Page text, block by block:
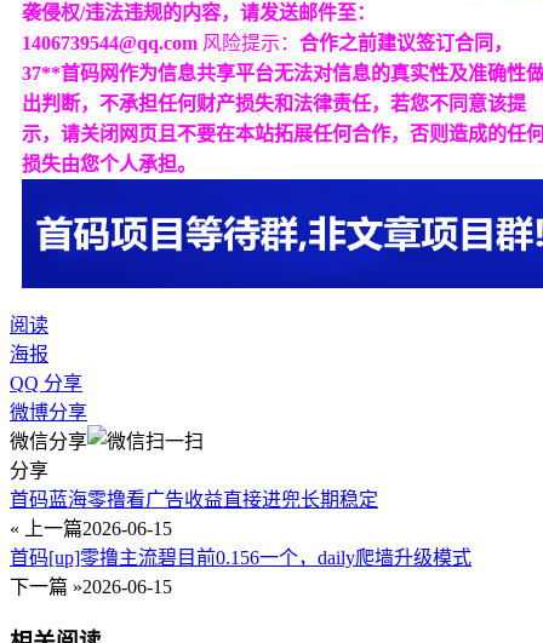
袭侵权/违法违规的内容，请发送邮件至：
1406739544@qq.com 风险提示： 合作之前建议签订合同，
37**首码网作为信息共享平台无法对信息的真实性及准确性
出判断，不承担任何财产损失和法律责任，若您不同意该提
示，请关闭网页且不要在本站拓展任何合作，否则造成的任
损失由您个人承担。
阅读
海报
QQ 分享
微博分享
微信分享
分享
首码蓝海零撸看广告收益直接进兜长期稳定
« 上一篇2026-06-15
首码[up]零撸主流碧目前0.156一个，daily爬墙升级模式
下一篇 »2026-06-15